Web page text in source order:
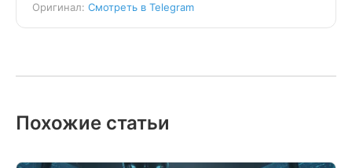
Оригинал: Смотреть в Telegram
Похожие статьи